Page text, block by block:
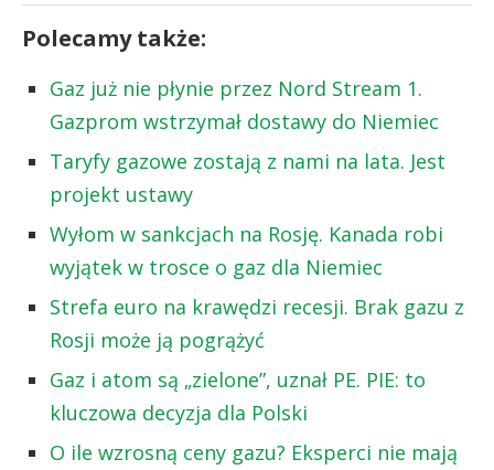
Polecamy także:
Gaz już nie płynie przez Nord Stream 1.
Gazprom wstrzymał dostawy do Niemiec
Taryfy gazowe zostają z nami na lata. Jest
projekt ustawy
Wyłom w sankcjach na Rosję. Kanada robi
wyjątek w trosce o gaz dla Niemiec
Strefa euro na krawędzi recesji. Brak gazu z
Rosji może ją pogrążyć
Gaz i atom są „zielone”, uznał PE. PIE: to
kluczowa decyzja dla Polski
O ile wzrosną ceny gazu? Eksperci nie mają